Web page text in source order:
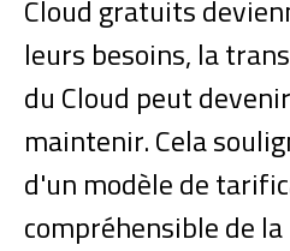
Cloud gratuits
leurs besoins, la
du Cloud peut
maintenir. Cela
d'un modèle de
compréhensible de